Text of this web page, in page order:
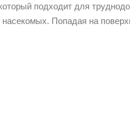
подходит для
Попадая на